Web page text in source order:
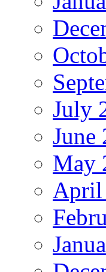
July
June
May
April